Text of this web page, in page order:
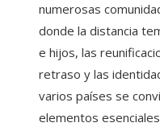
numerosas
donde la distancia
e hijos, las
retraso y las
varios países se
elementos